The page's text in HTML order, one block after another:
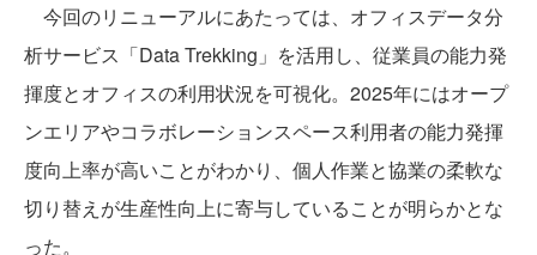
今回のリニューアルにあたっては、オフィスデータ分
析サービス「Data Trekking」を活用し、従業員の能力発
揮度とオフィスの利用状況を可視化。2025年にはオープ
ンエリアやコラボレーションスペース利用者の能力発揮
度向上率が高いことがわかり、個人作業と協業の柔軟な
切り替えが生産性向上に寄与していることが明らかとな
った。